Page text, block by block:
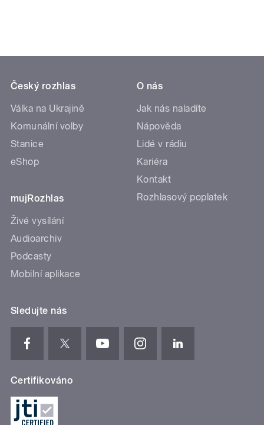
Český rozhlas
Válka na Ukrajině
Komunální volby
Stanice
eShop
mujRozhlas
Živé vysílání
Audioarchiv
Podcasty
Mobilní aplikace
O nás
Jak nás naladíte
Nápověda
Lidé v rádiu
Kariéra
Kontakt
Rozhlasový poplatek
Sledujte nás
Certifikováno